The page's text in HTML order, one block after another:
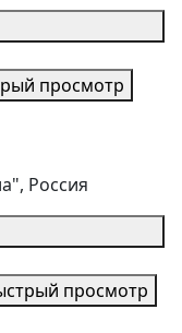
просмотр
Россия
просмотр